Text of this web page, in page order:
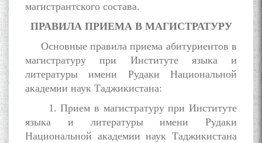
магистрантского состава.
ПРАВИЛА ПРИЕМА В МАГИСТРАТУРУ
Основные правила приема абитуриентов в
магистратуру при Институте языка и
литературы имени Рудаки Национальной
академии наук Таджикистана:
1. Прием в магистратуру при Институте
языка и литературы имени Рудаки
Национальной академии наук Таджикистана